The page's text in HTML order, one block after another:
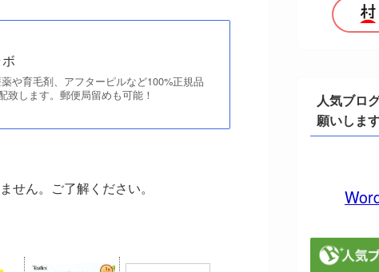
や育毛剤、アフターピルなど100%正規品
します。郵便局留めも可能！
せん。ご了解ください。
人気ブロ
願いしま